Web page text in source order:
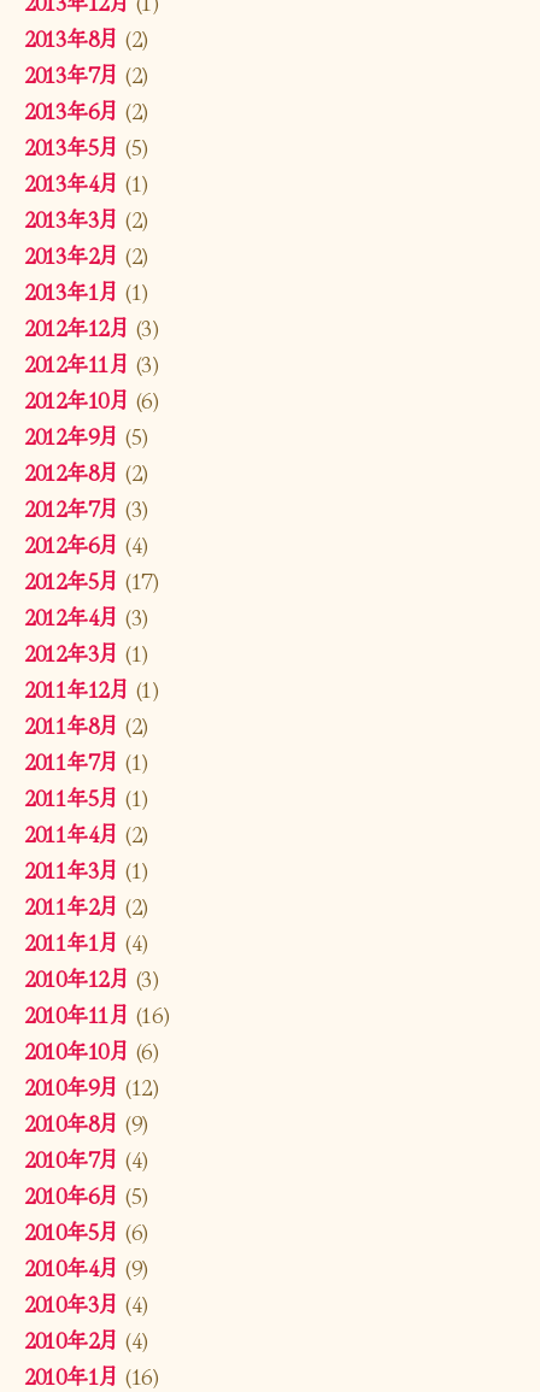
2013年8月 (2)
2013年7月 (2)
2013年6月 (2)
2013年5月 (5)
2013年4月 (1)
2013年3月 (2)
2013年2月 (2)
2013年1月 (1)
2012年12月 (3)
2012年11月 (3)
2012年10月 (6)
2012年9月 (5)
2012年8月 (2)
2012年7月 (3)
2012年6月 (4)
2012年5月 (17)
2012年4月 (3)
2012年3月 (1)
2011年12月 (1)
2011年8月 (2)
2011年7月 (1)
2011年5月 (1)
2011年4月 (2)
2011年3月 (1)
2011年2月 (2)
2011年1月 (4)
2010年12月 (3)
2010年11月 (16)
2010年10月 (6)
2010年9月 (12)
2010年8月 (9)
2010年7月 (4)
2010年6月 (5)
2010年5月 (6)
2010年4月 (9)
2010年3月 (4)
2010年2月 (4)
2010年1月 (16)